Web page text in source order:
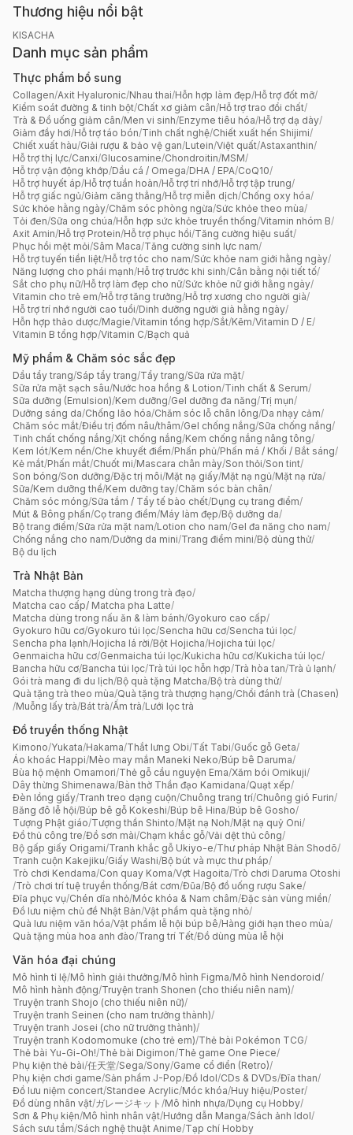
Thương hiệu nổi bật
KISACHA
Danh mục sản phẩm
Thực phẩm bổ sung
Collagen/Axit Hyaluronic/Nhau thai/Hỗn hợp làm đẹp/Hỗ trợ đốt mỡ/
Kiểm soát đường & tinh bột/Chất xơ giảm cân/Hỗ trợ trao đổi chất/
Trà & Đồ uống giảm cân/Men vi sinh/Enzyme tiêu hóa/Hỗ trợ dạ dày/
Giảm đầy hơi/Hỗ trợ táo bón/Tinh chất nghệ/Chiết xuất hến Shijimi/
Chiết xuất hàu/Giải rượu & bảo vệ gan/Lutein/Việt quất/Astaxanthin/
Hỗ trợ thị lực/Canxi/Glucosamine/Chondroitin/MSM/
Hỗ trợ vận động khớp/Dầu cá / Omega/DHA / EPA/CoQ10/
Hỗ trợ huyết áp/Hỗ trợ tuần hoàn/Hỗ trợ trí nhớ/Hỗ trợ tập trung/
Hỗ trợ giấc ngủ/Giảm căng thẳng/Hỗ trợ miễn dịch/Chống oxy hóa/
Sức khỏe hằng ngày/Chăm sóc phòng ngừa/Sức khỏe theo mùa/
Tỏi đen/Sữa ong chúa/Hỗn hợp sức khỏe truyền thống/Vitamin nhóm B/
Axit Amin/Hỗ trợ Protein/Hỗ trợ phục hồi/Tăng cường hiệu suất/
Phục hồi mệt mỏi/Sâm Maca/Tăng cường sinh lực nam/
Hỗ trợ tuyến tiền liệt/Hỗ trợ tóc cho nam/Sức khỏe nam giới hằng ngày/
Năng lượng cho phái mạnh/Hỗ trợ trước khi sinh/Cân bằng nội tiết tố/
Sắt cho phụ nữ/Hỗ trợ làm đẹp cho nữ/Sức khỏe nữ giới hằng ngày/
Vitamin cho trẻ em/Hỗ trợ tăng trưởng/Hỗ trợ xương cho người già/
Hỗ trợ trí nhớ người cao tuổi/Dinh dưỡng người già hằng ngày/
Hỗn hợp thảo dược/Magie/Vitamin tổng hợp/Sắt/Kẽm/Vitamin D / E/
Vitamin B tổng hợp/Vitamin C/Bạch quả
Mỹ phẩm & Chăm sóc sắc đẹp
Dầu tẩy trang/Sáp tẩy trang/Tẩy trang/Sữa rửa mặt/
Sữa rửa mặt sạch sâu/Nước hoa hồng & Lotion/Tinh chất & Serum/
Sữa dưỡng (Emulsion)/Kem dưỡng/Gel dưỡng đa năng/Trị mụn/
Dưỡng sáng da/Chống lão hóa/Chăm sóc lỗ chân lông/Da nhạy cảm/
Chăm sóc mắt/Điều trị đốm nâu/thâm/Gel chống nắng/Sữa chống nắng/
Tinh chất chống nắng/Xịt chống nắng/Kem chống nắng nâng tông/
Kem lót/Kem nền/Che khuyết điểm/Phấn phủ/Phấn má / Khối / Bắt sáng/
Kẻ mắt/Phấn mắt/Chuốt mi/Mascara chân mày/Son thỏi/Son tint/
Son bóng/Son dưỡng/Đặc trị môi/Mặt nạ giấy/Mặt nạ ngủ/Mặt nạ rửa/
Sữa/Kem dưỡng thể/Kem dưỡng tay/Chăm sóc bàn chân/
Chăm sóc móng/Sữa tắm / Tẩy tế bào chết/Dụng cụ trang điểm/
Mút & Bông phấn/Cọ trang điểm/Máy làm đẹp/Bộ dưỡng da/
Bộ trang điểm/Sữa rửa mặt nam/Lotion cho nam/Gel đa năng cho nam/
Chống nắng cho nam/Dưỡng da mini/Trang điểm mini/Bộ dùng thử/
Bộ du lịch
Trà Nhật Bản
Matcha thượng hạng dùng trong trà đạo/
Matcha cao cấp/ Matcha pha Latte/
Matcha dùng trong nấu ăn & làm bánh/Gyokuro cao cấp/
Gyokuro hữu cơ/Gyokuro túi lọc/Sencha hữu cơ/Sencha túi lọc/
Sencha pha lạnh/Hojicha lá rời/Bột Hojicha/Hojicha túi lọc/
Genmaicha hữu cơ/Genmaicha túi lọc/Kukicha hữu cơ/Kukicha túi lọc/
Bancha hữu cơ/Bancha túi lọc/Trà túi lọc hỗn hợp/Trà hòa tan/Trà ủ lạnh/
Gói trà mang đi du lịch/Bộ quà tặng Matcha/Bộ trà dùng thử/
Quà tặng trà theo mùa/Quà tặng trà thượng hạng/Chổi đánh trà (Chasen)
/Muỗng lấy trà/Bát trà/Ấm trà/Lưới lọc trà
Đồ truyền thống Nhật
Kimono/Yukata/Hakama/Thắt lưng Obi/Tất Tabi/Guốc gỗ Geta/
Áo khoác Happi/Mèo may mắn Maneki Neko/Búp bê Daruma/
Bùa hộ mệnh Omamori/Thẻ gỗ cầu nguyện Ema/Xăm bói Omikuji/
Dây thừng Shimenawa/Bàn thờ Thần đạo Kamidana/Quạt xếp/
Đèn lồng giấy/Tranh treo dạng cuộn/Chuông trang trí/Chuông gió Furin/
Băng đô lễ hội/Búp bê gỗ Kokeshi/Búp bê Hina/Búp bê Gosho/
Tượng Phật giáo/Tượng thần Shinto/Mặt nạ Noh/Mặt nạ quỷ Oni/
Đồ thủ công tre/Đồ sơn mài/Chạm khắc gỗ/Vải dệt thủ công/
Bộ gấp giấy Origami/Tranh khắc gỗ Ukiyo-e/Thư pháp Nhật Bản Shodō/
Tranh cuộn Kakejiku/Giấy Washi/Bộ bút và mực thư pháp/
Trò chơi Kendama/Con quay Koma/Vợt Hagoita/Trò chơi Daruma Otoshi
/Trò chơi trí tuệ truyền thống/Bát cơm/Đũa/Bộ đồ uống rượu Sake/
Đĩa phục vụ/Chén dĩa nhỏ/Móc khóa & Nam châm/Đặc sản vùng miền/
Đồ lưu niệm chủ đề Nhật Bản/Vật phẩm quà tặng nhỏ/
Quà lưu niệm văn hóa/Vật phẩm lễ hội búp bê/Hàng giới hạn theo mùa/
Quà tặng mùa hoa anh đào/Trang trí Tết/Đồ dùng mùa lễ hội
Văn hóa đại chúng
Mô hình tỉ lệ/Mô hình giải thưởng/Mô hình Figma/Mô hình Nendoroid/
Mô hình hành động/Truyện tranh Shonen (cho thiếu niên nam)/
Truyện tranh Shojo (cho thiếu niên nữ)/
Truyện tranh Seinen (cho nam trưởng thành)/
Truyện tranh Josei (cho nữ trưởng thành)/
Truyện tranh Kodomomuke (cho trẻ em)/Thẻ bài Pokémon TCG/
Thẻ bài Yu-Gi-Oh!/Thẻ bài Digimon/Thẻ game One Piece/
Phụ kiện thẻ bài/任天堂/Sega/Sony/Game cổ điển (Retro)/
Phụ kiện chơi game/Sản phẩm J-Pop/Đồ Idol/CDs & DVDs/Đĩa than/
Đồ lưu niệm concert/Standee Acrylic/Móc khóa/Huy hiệu/Poster/
Đồ dùng nhân vật/ガレージキット /Mô hình nhựa/Dụng cụ Hobby/
Sơn & Phụ kiện/Mô hình nhân vật/Hướng dẫn Manga/Sách ảnh Idol/
Sách sưu tầm/Sách nghệ thuật Anime/Tạp chí Hobby